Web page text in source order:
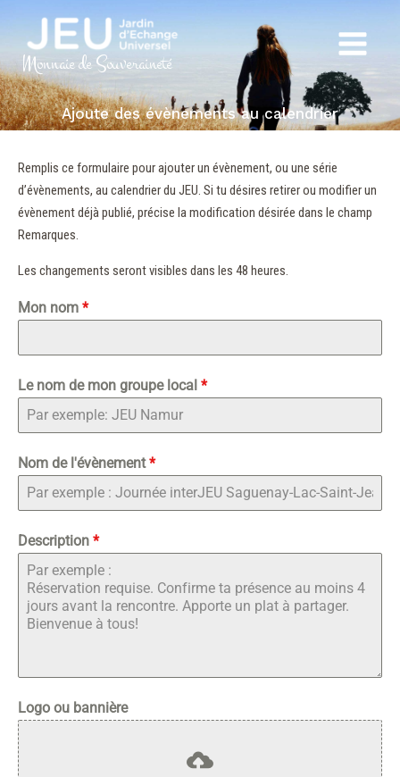
contenuMonnaie de Souveraineté
Main
Menu
Ajoute des évènements au calendrier
Remplis ce formulaire pour ajouter un évènement, ou une série
d’évènements, au calendrier du JEU. Si tu désires retirer ou modifier un
évènement déjà publié, précise la modification désirée dans le champ
Remarques.
Les changements seront visibles dans les 48 heures.
Mon nom *
Le nom de mon groupe local *
Nom de l'évènement*
Description *
Logo ou bannière